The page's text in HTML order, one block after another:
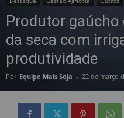
Produtor
da seca com
produtividade
Por Equipe Mais Soja - 22 de março